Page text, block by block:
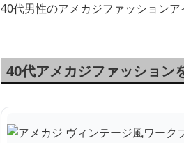
40代男性のアメカジファッションア
40代アメカジファッション